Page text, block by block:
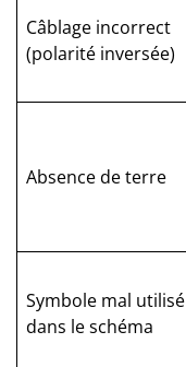
Câblage incorrect
(polarité inversée)
Absence de terre
Symbole mal utilisé
dans le schéma